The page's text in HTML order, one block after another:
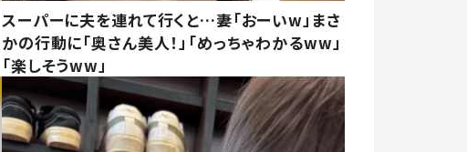
スーパーに夫を連れて行くと…妻「おーいw」まさ
かの行動に「奥さん美人！」「めっちゃわかるww」
「楽しそうww」